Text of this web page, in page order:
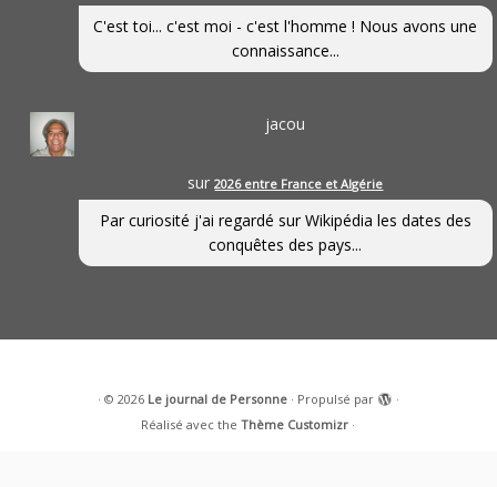
C'est toi... c'est moi - c'est l'homme ! Nous avons une
connaissance...
jacou
sur2026 entre France et Algérie
Par curiosité j'ai regardé sur Wikipédia les dates des
conquêtes des pays...
· © 2026 Le journal de Personne· Propulsé par
·
Réalisé avec theThème Customizr ·